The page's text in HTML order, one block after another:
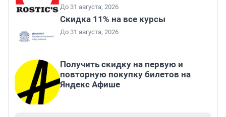
До 31 августа, 2026
Скидка 11% на все курсы
До 31 августа, 2026
Получить скидку на первую и
повторную покупку билетов на
Яндекс Афише